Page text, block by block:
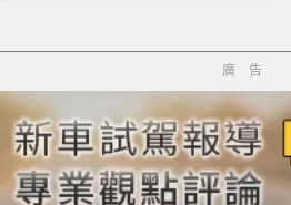
廣告